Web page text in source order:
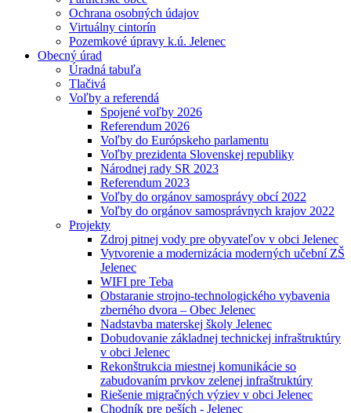
Ochrana osobných údajov
Virtuálny cintorín
Pozemkové úpravy k.ú. Jelenec
Obecný úrad
Úradná tabuľa
Tlačivá
Voľby a referendá
Spojené voľby 2026
Referendum 2026
Voľby do Európskeho parlamentu
Voľby prezidenta Slovenskej republiky
Národnej rady SR 2023
Referendum 2023
Voľby do orgánov samosprávy obcí 2022
Voľby do orgánov samosprávnych krajov 2022
Projekty
Zdroj pitnej vody pre obyvateľov v obci Jelenec
Vytvorenie a modernizácia moderných učební ZŠ
Jelenec
WIFI pre Teba
Obstaranie strojno-technologického vybavenia
zberného dvora – Obec Jelenec
Nadstavba materskej školy Jelenec
Dobudovanie základnej technickej infraštruktúry
v obci Jelenec
Rekonštrukcia miestnej komunikácie so
zabudovaním prvkov zelenej infraštruktúry
Riešenie migračných výziev v obci Jelenec
Chodník pre peších - Jelenec